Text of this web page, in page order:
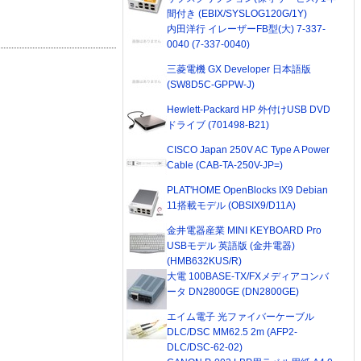
間付き (EBIX/SYSLOG120G/1Y)
内田洋行 イレーザーFB型(大) 7-337-
0040 (7-337-0040)
三菱電機 GX Developer 日本語版
(SW8D5C-GPPW-J)
Hewlett-Packard HP 外付けUSB DVD
ドライブ (701498-B21)
CISCO Japan 250V AC Type A Power
Cable (CAB-TA-250V-JP=)
PLAT'HOME OpenBlocks IX9 Debian
11搭載モデル (OBSIX9/D11A)
金井電器産業 MINI KEYBOARD Pro
USBモデル 英語版 (金井電器)
(HMB632KUS/R)
大電 100BASE-TX/FXメディアコンバ
ータ DN2800GE (DN2800GE)
エイム電子 光ファイバーケーブル
DLC/DSC MM62.5 2m (AFP2-
DLC/DSC-62-02)